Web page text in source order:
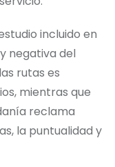
incluido en
negativa del
rutas es
mientras que
reclama
la puntualidad y